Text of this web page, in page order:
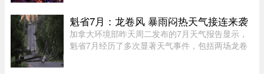
（OP）表示，自己刚被裁员，此前的年薪高达30
万加元，但如今重返求职市场时却无奈地发现，同
类岗 ...
魁省7月：龙卷风 暴雨闷热天气接连来袭
加拿大环境部昨天周二发布的7月天气报告显示，
魁省7月经历了多次显著天气事件，包括两场龙卷